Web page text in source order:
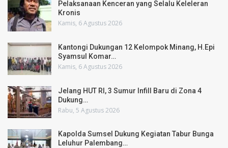
Pelaksanaan Kenceran yang Selalu Keleleran
Kronis
Kamis, 6 Agustus 2026
Kantongi Dukungan 12 Kelompok Minang, H.Epi
Syamsul Komar…
Kamis, 6 Agustus 2026
Jelang HUT RI, 3 Sumur Infill Baru di Zona 4
Dukung…
Rabu, 5 Agustus 2026
Kapolda Sumsel Dukung Kegiatan Tabur Bunga
Leluhur Palembang…